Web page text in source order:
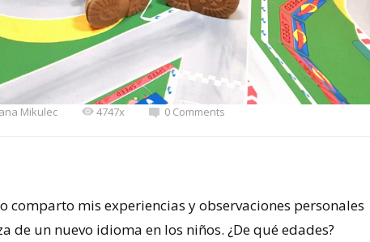
Mikulec 4747x 0 Comments
comparto mis experiencias y observaciones personales
de un nuevo idioma en los niños. ¿De qué edades?